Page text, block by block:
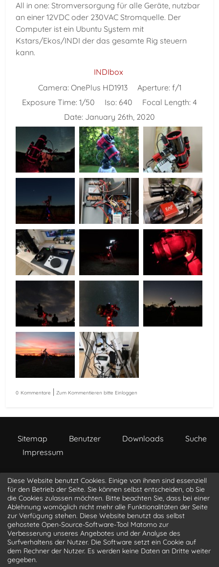
All in one: Stromversorgung für alle Geräte, nutzbar
an einer 12VDC oder 230VAC Stromquelle. Der
Computer ist ein Ubuntu System mit
Kstars/Ekos/INDI der das gesamte Rig steuern
kann.
INDIbox
Camera: OnePlus HD1913 Aperture: f/1
Exposure Time: 1/50 Iso: 640 Focal Length: 4
Date: January 26th, 2020
0 Kommentare | Zum Kommentieren bitte Einloggen
Sitemap Benutzer Downloads
Suche
Impressum
a s t r o p h o t o . l i o n b i t . c o m
@luke_3d @LucasLangner
@LionBit76
@sagittarius
Diese Website benutzt Cookies. Einige von ihnen sind essenziell
für den Betrieb der Seite. Sie können selbst entscheiden, ob Sie
die Cookies zulassen möchten. Bitte beachten Sie, dass bei einer
Ablehnung womöglich nicht mehr alle Funktionalitäten der Seite
zur Verfügung stehen. Diese Website benutzt das selbst
gehostete Open-Source-Software-Tool Matomo zur
Verbesserung unseres Angebotes und der Analyse des
Surfverhaltens der Nutzer. Die Software setzt ein Cookie auf
dem Rechner der Nutzer. Es werden keine Daten an Dritte weiter
gegeben.